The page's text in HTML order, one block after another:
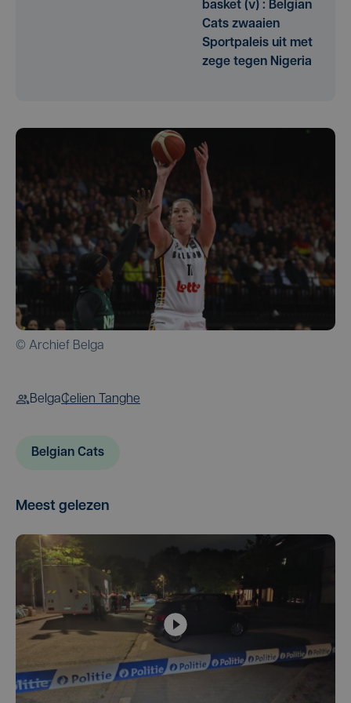
basket (v) : Belgian
Cats zwaaien
Sportpaleis uit met
zege tegen Nigeria
© Archief Belga
BelgaCelien Tanghe
Belgian Cats
Meest gelezen